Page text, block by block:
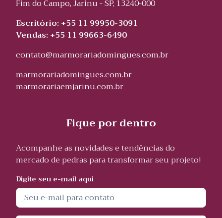
Fim do Campo, Jarinu - SP, 13240-000
Escritório: +55 11 99950-3091
Vendas: +55 11 99663-6490
contato@marmorariadomingues.com.br
marmorariadomingues.com.br
marmorariaemjarinu.com.br
Fique por dentro
Acompanhe as novidades e tendências do
mercado de pedras para transformar seu projeto!
Digite seu e-mail aqui